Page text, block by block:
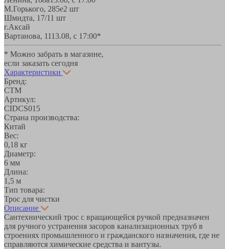
М.Горького, 285е2 шт
Шмидта, 17/11 шт
г.Аксай
Вартанова, 1113.08, с 17:00*
* Можно забрать в магазине,
если заказать сегодня
Характеристики
Бренд:
СТМ
Артикул:
CIDCS015
Страна производства:
Китай
Вес:
0,18 кг
Диаметр:
6 мм
Длина:
1,5 м
Тип товара:
Трос для чистки
Описание
Сантехнический трос с вращающейся ручкой предназначен
для ручного устранения засоров канализационных труб в
строениях промышленного и гражданского назначения, где не
справляются химические средства и вантузы.